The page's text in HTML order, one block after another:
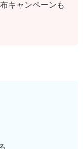
キャンペーンも